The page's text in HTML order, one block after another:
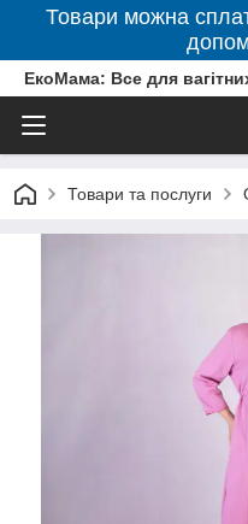
Товари можна
ЕкоМама: Все для
Товари та послуги